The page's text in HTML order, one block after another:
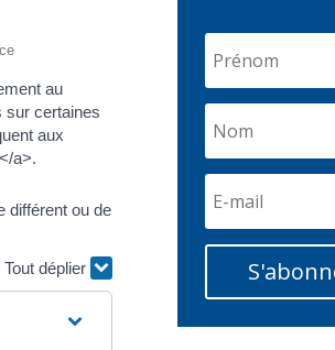
au
sur certaines
aux
a>.
différent ou de
Tout déplier